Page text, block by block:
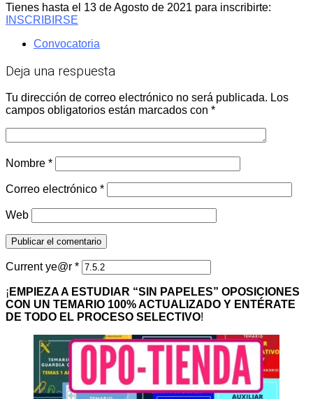
Tienes hasta el 13 de Agosto de 2021 para inscribirte:
INSCRIBIRSE
Convocatoria
Deja una respuesta
Tu dirección de correo electrónico no será publicada. Los
campos obligatorios están marcados con *
Nombre *
Correo electrónico *
Web
Current ye@r *
¡ EMPIEZA A ESTUDIAR “SIN PAPELES” OPOSICIONES
CON UN TEMARIO 100% ACTUALIZADO Y ENTÉRATE
DE TODO EL PROCESO SELECTIVO!